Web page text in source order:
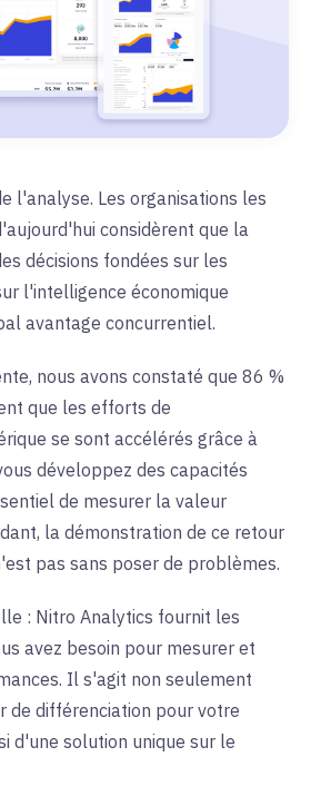
l'analyse. Les organisations les
considèrent que la
décisions fondées sur les
l'intelligence économique
avantage concurrentiel.
nous avons constaté que 86 %
que les efforts de
se sont accélérés grâce à
développez des capacités
de mesurer la valeur
la démonstration de ce retour
pas sans poser de problèmes.
: Nitro Analytics fournit les
avez besoin pour mesurer et
Il s'agit non seulement
de différenciation pour votre
d'une solution unique sur le